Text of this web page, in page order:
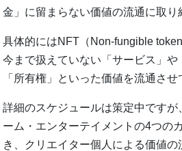
金」に留まらない価値の流通に取り
具体的にはNFT（Non-fungible
今まで扱えていない「サービス」や
「所有権」といった価値を流通させ
詳細のスケジュールは策定中です
ーム・エンターテイメントの4つの
き、クリエイター個人による価値の